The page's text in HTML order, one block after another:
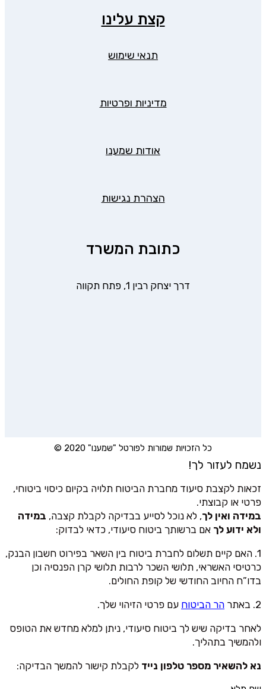
קצת עלינו
תנאי שימוש
מדיניות ופרטיות
אודות שמענו
הצהרת נגישות
כתובת המשרד
דרך יצחק רבין 1, פתח תקווה
כל הזכויות שמורות לפורטל "שמענו" 2020 ©
נשמח לעזור לך!
זכאות לקצבת סיעוד מחברת הביטוח תלויה בקיום כיסוי ביטוחי,
פרטי או קבוצתי.
במידה ואין לך, לא נוכל לסייע בבדיקה לקבלת קצבה, במידה
ולא ידוע לך אם ברשותך ביטוח סיעודי, כדאי לבדוק:
1. האם קיים תשלום לחברת ביטוח בין השאר בפירוט חשבון הבנק,
כרטיסי האשראי, תלושי השכר לרבות תלושי קרן הפנסיה וכן
בדו”ח החיוב החודשי של קופת החולים.
2. באתר
הר הביטוח עם פרטי הזיהוי שלך.
לאחר בדיקה שיש לך ביטוח סיעודי, ניתן למלא מחדש את הטופס
ולהמשיך בתהליך.
נא להשאיר מספר טלפון נייד לקבלת קישור להמשך הבדיקה: